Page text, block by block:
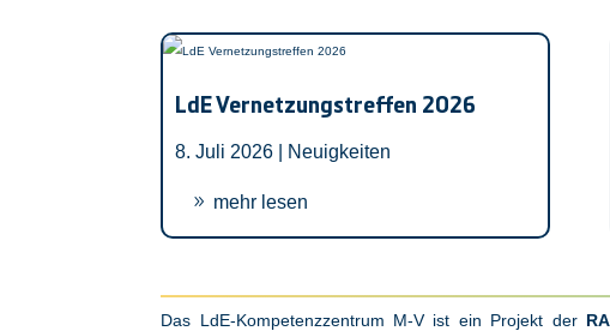
LdE Vernetzungstreffen 2026
8. Juli 2026 | Neuigkeiten
mehr lesen
Das LdE-Kompetenzzentrum M-V ist ein Projekt der